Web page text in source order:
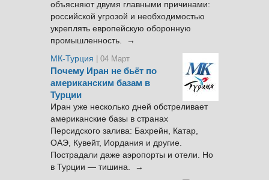
объясняют двумя главными причинами:
российской угрозой и необходимостью
укреплять европейскую оборонную
промышленность. →
МК-Турция
| 04 Март
Почему Иран не бьёт по
американским базам в
Турции
Иран уже несколько дней обстреливает
американские базы в странах
Персидского залива: Бахрейн, Катар,
ОАЭ, Кувейт, Иордания и другие.
Пострадали даже аэропорты и отели. Но
в Турции — тишина. →